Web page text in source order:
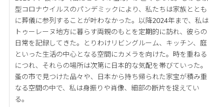
型コロナウイルスのパンデミックにより、私たちは家族ととも
に葬儀に参列することが叶わなかった。以降2024年まで、私は
トゥーレーヌ地方に暮らす両親のもとを定期的に訪れ、彼らの
日常を記録してきた。とりわけリビングルーム、キッチン、庭
といった生活の中心となる空間にカメラを向けた。時を重ねる
につれ、それらの場所は次第に日本的な気配を帯びていった。
蚤の市で見つけた品々や、日本から持ち帰られた家宝が積み重
なる空間の中で、私は身振りや肖像、細部の断片を捉えてい
る。